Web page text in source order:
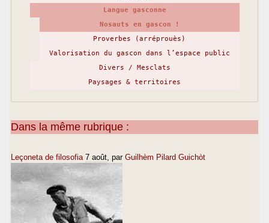
Langue gasconne
Nosauts en gascon !
Proverbes (arréprouès)
Valorisation du gascon dans l’espace public
Divers / Mesclats
Paysages & territoires
Dans la même rubrique :
Leçoneta de filosofia 7 août , par Guilhèm Pilard Guichòt